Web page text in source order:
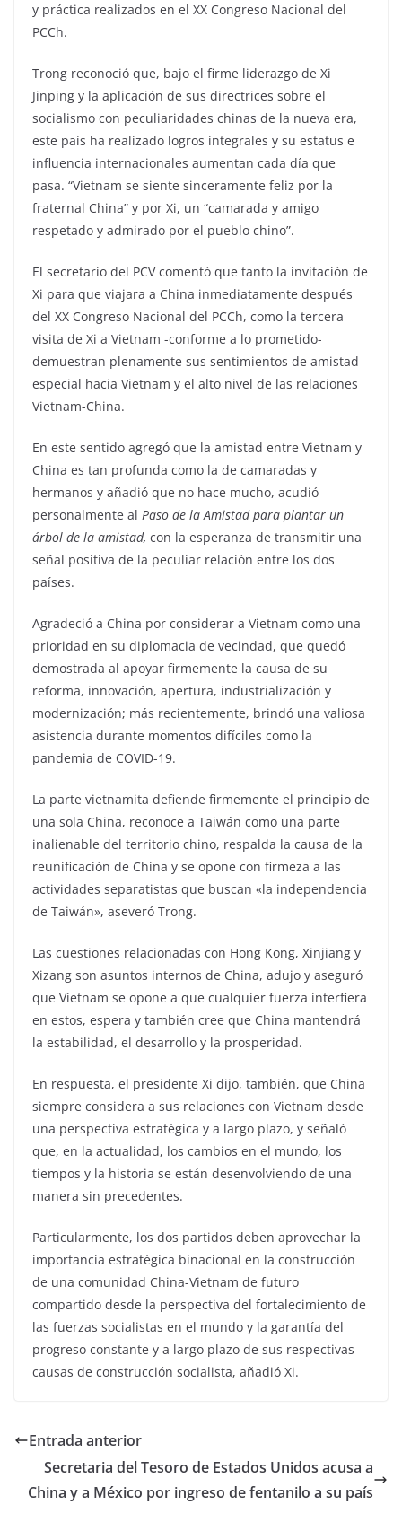
y práctica realizados en el XX Congreso Nacional del
PCCh.
Trong reconoció que, bajo el firme liderazgo de Xi
Jinping y la aplicación de sus directrices sobre el
socialismo con peculiaridades chinas de la nueva era,
este país ha realizado logros integrales y su estatus e
influencia internacionales aumentan cada día que
pasa. “Vietnam se siente sinceramente feliz por la
fraternal China” y por Xi, un “camarada y amigo
respetado y admirado por el pueblo chino”.
El secretario del PCV comentó que tanto la invitación de
Xi para que viajara a China inmediatamente después
del XX Congreso Nacional del PCCh, como la tercera
visita de Xi a Vietnam -conforme a lo prometido-
demuestran plenamente sus sentimientos de amistad
especial hacia Vietnam y el alto nivel de las relaciones
Vietnam-China.
En este sentido agregó que la amistad entre Vietnam y
China es tan profunda como la de camaradas y
hermanos y añadió que no hace mucho, acudió
personalmente al Paso de la Amistad para plantar un
árbol de la amistad, con la esperanza de transmitir una
señal positiva de la peculiar relación entre los dos
países.
Agradeció a China por considerar a Vietnam como una
prioridad en su diplomacia de vecindad, que quedó
demostrada al apoyar firmemente la causa de su
reforma, innovación, apertura, industrialización y
modernización; más recientemente, brindó una valiosa
asistencia durante momentos difíciles como la
pandemia de COVID-19.
La parte vietnamita defiende firmemente el principio de
una sola China, reconoce a Taiwán como una parte
inalienable del territorio chino, respalda la causa de la
reunificación de China y se opone con firmeza a las
actividades separatistas que buscan «la independencia
de Taiwán», aseveró Trong.
Las cuestiones relacionadas con Hong Kong, Xinjiang y
Xizang son asuntos internos de China, adujo y aseguró
que Vietnam se opone a que cualquier fuerza interfiera
en estos, espera y también cree que China mantendrá
la estabilidad, el desarrollo y la prosperidad.
En respuesta, el presidente Xi dijo, también, que China
siempre considera a sus relaciones con Vietnam desde
una perspectiva estratégica y a largo plazo, y señaló
que, en la actualidad, los cambios en el mundo, los
tiempos y la historia se están desenvolviendo de una
manera sin precedentes.
Particularmente, los dos partidos deben aprovechar la
importancia estratégica binacional en la construcción
de una comunidad China-Vietnam de futuro
compartido desde la perspectiva del fortalecimiento de
las fuerzas socialistas en el mundo y la garantía del
progreso constante y a largo plazo de sus respectivas
causas de construcción socialista, añadió Xi.
Entrada anterior
Secretaria del Tesoro de Estados Unidos acusa a
China y a México por ingreso de fentanilo a su país